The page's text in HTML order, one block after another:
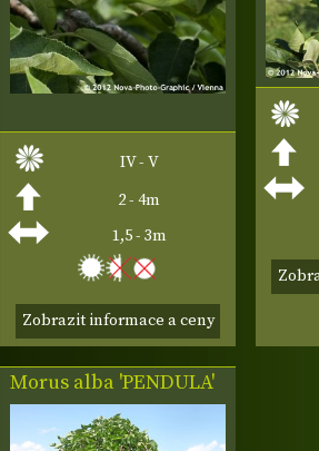
IV - V
2 - 4m
1,5 - 3m
Zobrazit informace a ceny
Morus alba 'PENDULA'